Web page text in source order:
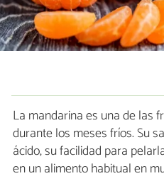
La mandarina es una de las
durante los meses fríos. Su
ácido, su facilidad para
en un alimento habitual en